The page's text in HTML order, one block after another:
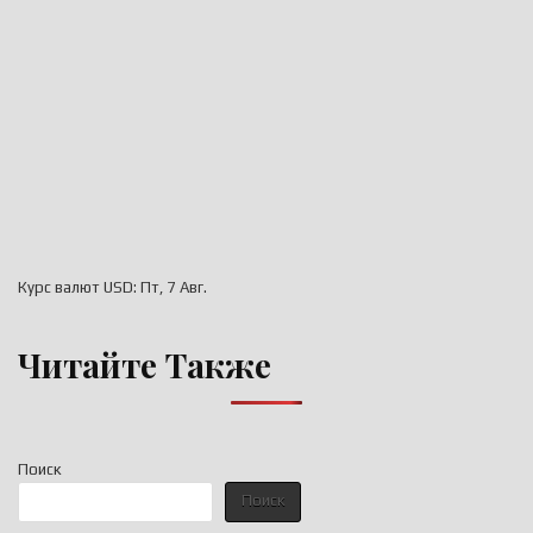
Поиск
Поиск
Курс валют USD: Пт, 7 Авг.
Читайте Также